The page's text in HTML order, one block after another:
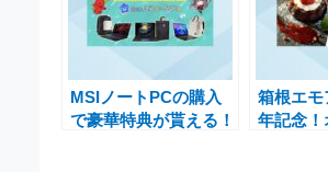
MSIノートPCの購入
で豪華特典が貰える！
箱根エモ
年記念！